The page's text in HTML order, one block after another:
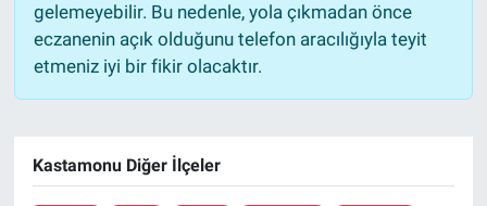
gelemeyebilir. Bu nedenle, yola çıkmadan önce
eczanenin açık olduğunu telefon aracılığıyla teyit
etmeniz iyi bir fikir olacaktır.
Kastamonu Diğer İlçeler